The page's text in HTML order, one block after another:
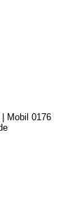
Mobil 0176